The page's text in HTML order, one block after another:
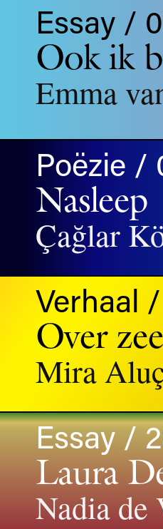
Essay /
Ook ik
Emma
Poëzie /
Nasleep
Çağlar
Verhaal /
Over
Mira
Essay /
Laura
Nadia de